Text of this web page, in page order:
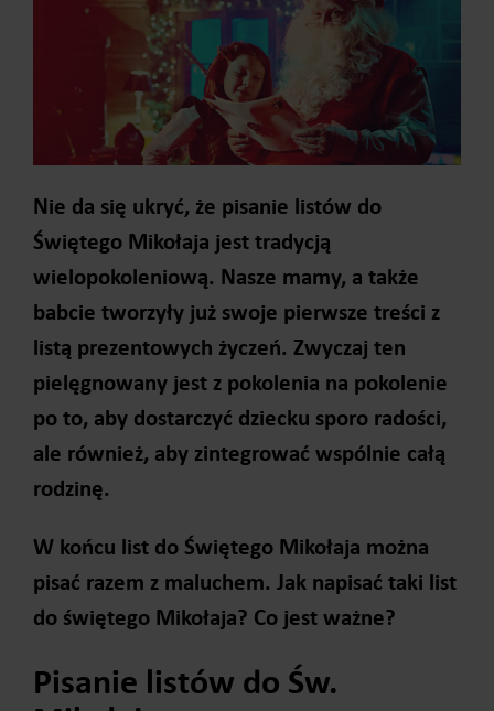
Nie da się ukryć, że pisanie listów do
Świętego Mikołaja jest tradycją
wielopokoleniową. Nasze mamy, a także
babcie tworzyły już swoje pierwsze treści z
listą prezentowych życzeń. Zwyczaj ten
pielęgnowany jest z pokolenia na pokolenie
po to, aby dostarczyć dziecku sporo radości,
ale również, aby zintegrować wspólnie całą
rodzinę.
W końcu list do Świętego Mikołaja można
pisać razem z maluchem. Jak napisać taki list
do świętego Mikołaja? Co jest ważne?
Pisanie listów do Św.